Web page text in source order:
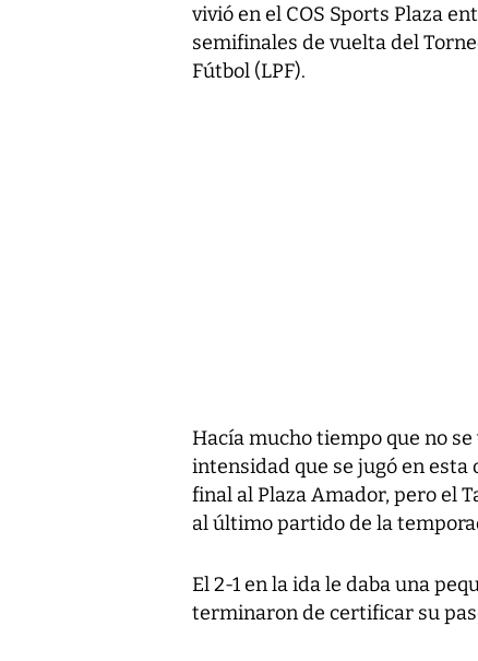
vivió en el COS Sports Plaza
semifinales de vuelta del
Fútbol (LPF).
Hacía mucho tiempo que no
intensidad que se jugó en esta
final al Plaza Amador, pero el
al último partido de la
El 2-1 en la ida le daba una
terminaron de certificar su